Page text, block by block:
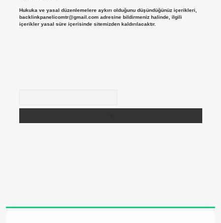
Hukuka ve yasal düzenlemelere aykırı olduğunu düşündüğünüz içerikleri,
backlinkpanelicomtr@gmail.comadresine bildirmeniz halinde, ilgili
içerikler yasal süre içerisinde sitemizden kaldırılacaktır.